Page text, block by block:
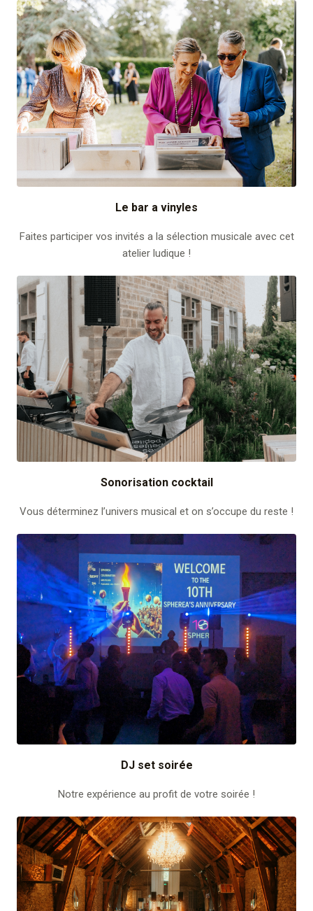
Le bar a vinyles
Faites participer vos invités a la sélection musicale avec cet
atelier ludique !
Sonorisation cocktail
Vous déterminez l’univers musical et on s’occupe du reste !
DJ set soirée
Notre expérience au profit de votre soirée !